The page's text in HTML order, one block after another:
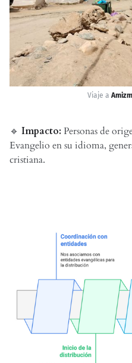
Viaje a
🔹 Impacto: Personas de
Evangelio en su idioma,
cristiana.